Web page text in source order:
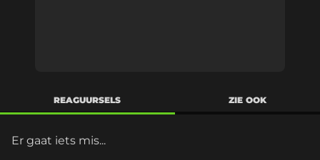
REAGUURSELS ZIE OOK
Er gaat iets mis...